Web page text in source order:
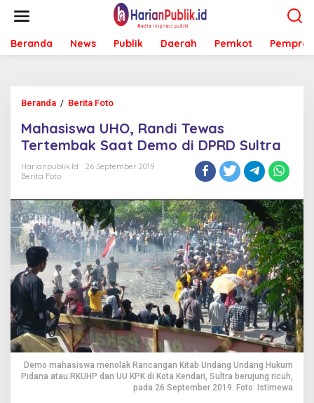
t
Beranda News Publik Daerah Pemkot Pemprov
Beranda / Berita Foto
h
a
s
i
a
U
H
O
,
R
a
n
d
i
T
e
w
a
s
Mahasiswa UHO, Randi Tewas
Tertembak Saat Demo di DPRD Sultra
Harianpublik.id
26 September 2019
Berita Foto
Demo mahasiswa menolak Rancangan Kitab Undang Undang Hukum
Pidana atau RKUHP dan UU KPK di Kota Kendari, Sultra berujung ricuh,
pada 26 September 2019. Foto: Istimewa